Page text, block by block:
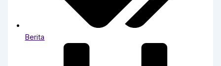
Berita